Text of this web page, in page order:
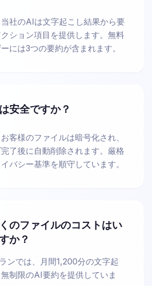
社のAIは文字起こし結果から要
ション項目を提供します。無料
には3つの要約が含まれます。
安全ですか？
客様のファイルは暗号化され、
了後に自動削除されます。厳格
バシー基準を順守しています。
のファイルのコストはい
か？
ンでは、月間1,200分の文字起
制限のAI要約を提供していま